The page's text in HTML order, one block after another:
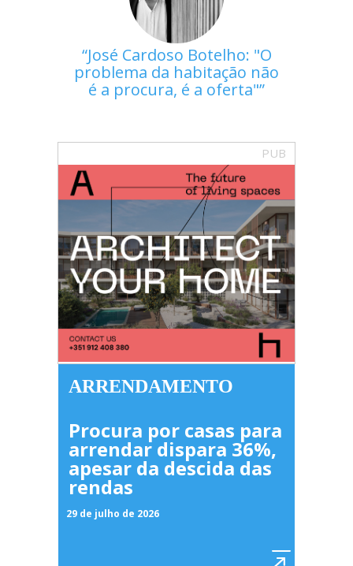
José Cardoso Botelho: "O
problema da habitação não
é a procura, é a oferta"
PUB
ARRENDAMENTO
Procura por casas para
arrendar dispara 36%,
apesar da descida das
rendas
29 de julho de 2026